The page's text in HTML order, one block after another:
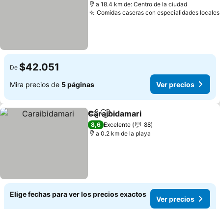
a 18.4 km de: Centro de la ciudad
Comidas caseras con especialidades locales
De $42.051
Mira precios de 5 páginas Ver precios
CompartirAgregar a favoritos
Caraibidamari
8,6 Excelente
88
a 0.2 km de la playa
Elige fechas para ver los precios exactos
Ver precios